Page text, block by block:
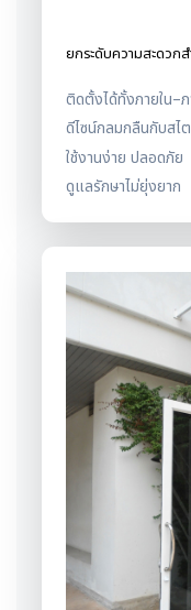
ยกระดับความสะดวก
ติดตั้งได้ทั้งภายใน–
ดีไซน์กลมกลืนกับสไ
ใช้งานง่าย ปลอดภัย
ดูแลรักษาไม่ยุ่งยาก